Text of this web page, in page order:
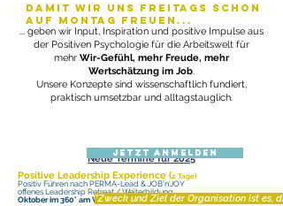
... geben wir Input, Inspiration und positive Impulse aus
der Positiven Psychologie für die Arbeitswelt für
mehr Wir-Gefühl, mehr Freude, mehr
Wertschätzung im Job
Unsere Konzepte sind wissenschaftlich fundiert,
praktisch umsetzbar und alltagstauglich.
Damit wir uns freitags schon
auf Montag freuen...
Neue Termine für 2025
Positive Leadership Experience (2 Tage)
Positiv Führen nach PERMA-Lead & JOB'n'JOY
offenes Leadership Retreat / Weiterbildung
Oktober im 360° am Wolziger See
JETZT ANMELDEN
"Zweck und Ziel der Organisation ist es,